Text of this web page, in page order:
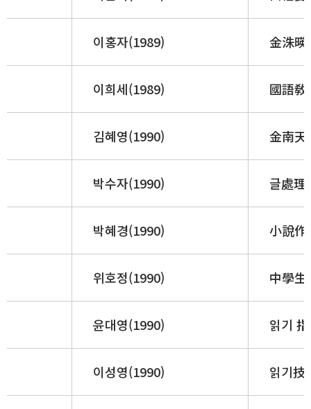
이홍자(1989) 金洙暎
이희세(1989) 國語敎
김혜영(1990) 金南天
박수자(1990) 글處理
박혜경(1990) 小說作
위호정(1990) 中學生
윤대영(1990) 읽기
이성영(1990) 읽기技